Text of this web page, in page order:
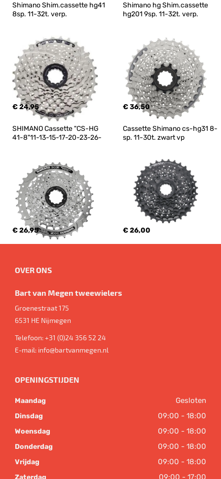
Shimano Shim.cassette hg41
8sp. 11-32t. verp.
€ 24,95
Shimano hg Shim.cassette
hg201 9sp. 11-32t. verp.
€ 36,50
SHIMANO Cassette "CS-HG
41-8"11-13-15-17-20-23-26-
€ 26,95
Cassette Shimano cs-hg31 8-
sp. 11-30t. zwart vp
€ 26,00
OVER ONS
Bart van Megen tweewielers
Groenestraat 175
6531 HE Nijmegen
Telefoon:+31 (0)24 356 52 24
E-mail: info@bartvanmegen.nl
OPENINGSTIJDEN
Maandag Gesloten
Dinsdag 09:00 - 18:00
Woensdag 09:00 - 18:00
Donderdag 09:00 - 18:00
Vrijdag 09:00 - 18:00
Zaterdag 09:00 - 17:00